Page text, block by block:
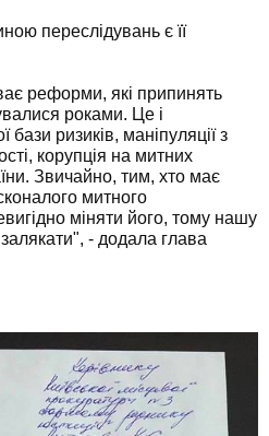
переслідувань є її
реформи, які припинять
роками. Це і
бази ризиків, маніпуляції з
корупція на митних
Звичайно, тим, хто має
митного
міняти його, тому нашу
- додала глава